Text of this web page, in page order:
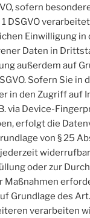
sofern
DSGVO
Einwilligung in
Daten in
außerdem auf
Sofern Sie in
in den Zugriff auf
via Device-
erfolgt die
von § 25
oder zur
Maßnahmen
Grundlage des
verarbeiten